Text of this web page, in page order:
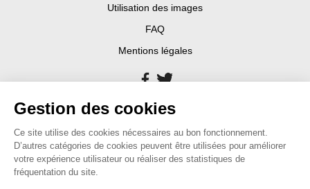
Utilisation des images
FAQ
Mentions légales
Gestion des cookies
Ce site utilise des cookies nécessaires au bon fonctionnement.
D’autres catégories de cookies peuvent être utilisées pour améliorer
votre expérience utilisateur ou réaliser des statistiques de
fréquentation du site.